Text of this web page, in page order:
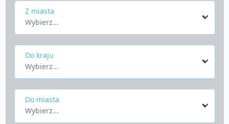
Z miasta
Wybierz...
Do kraju
Wybierz...
Do miasta
Wybierz...